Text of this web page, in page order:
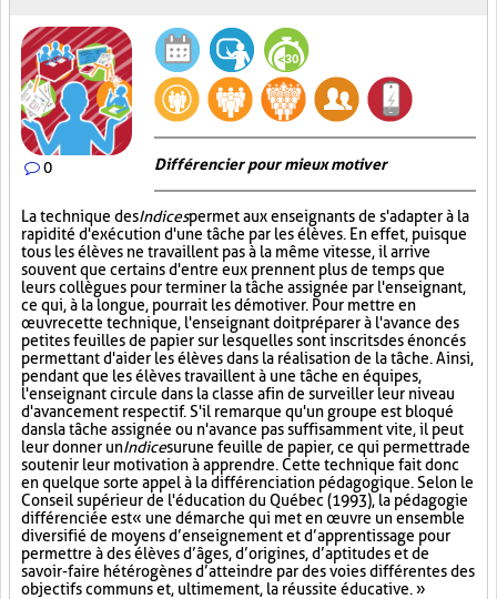
0 Différencier pour mieux motiver
La technique desIndicespermet aux enseignants de s'adapter à la
rapidité d'exécution d'une tâche par les élèves. En effet, puisque
tous les élèves ne travaillent pas à la même vitesse, il arrive
souvent que certains d'entre eux prennent plus de temps que
leurs collègues pour terminer la tâche assignée par l'enseignant,
ce qui, à la longue, pourrait les démotiver. Pour mettre en
œuvre cette technique, l'enseignant doit préparer à l'avance des
petites feuilles de papier sur lesquelles sont inscrits des énoncés
permettant d'aider les élèves dans la réalisation de la tâche. Ainsi,
pendant que les élèves travaillent à une tâche en équipes,
l'enseignant circule dans la classe afin de surveiller leur niveau
d'avancement respectif. S'il remarque qu'un groupe est bloqué
dans la tâche assignée ou n'avance pas suffisamment vite, il peut
leur donner unIndicesurune feuille de papier, ce qui permettra de
soutenir leur motivation à apprendre. Cette technique fait donc
en quelque sorte appel à la différenciation pédagogique. Selon le
Conseil supérieur de l'éducation du Québec (1993), la pédagogie
différenciée est « une démarche qui met en œuvre un ensemble
diversifié de moyens d’enseignement et d’apprentissage pour
permettre à des élèves d’âges, d’origines, d’aptitudes et de
savoir-faire hétérogènes d’atteindre par des voies différentes des
objectifs communs et, ultimement, la réussite éducative. »